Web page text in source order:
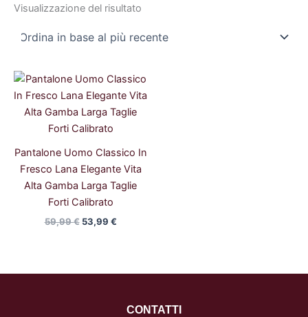
Visualizzazione del risultato
Pantalone Uomo Classico In
Fresco Lana Elegante Vita
Alta Gamba Larga Taglie
Forti Calibrato
59,99€
Il
originale
era:
59,99 €.
53,99 €
Il
attuale
è:
CONTATTI